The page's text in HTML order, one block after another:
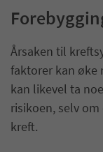
Årsaken til
faktorer kan øke
kan likevel ta
risikoen, selv
kreft.